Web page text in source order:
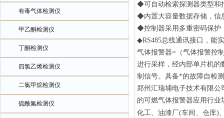
有毒气体检测仪
甲乙酮检测仪
丁酮检测仪
四氯乙烯检测仪
二氯甲烷检测仪
硫酰氟检测仪
◆可自动检索探测器类型和
◆内置大容量数据存储，信
◆控制器采用多重密码保护
◆RS485总线通讯接口，能
气体报警器=（气体报警控
进行采样，经内部单片机
制信号。具备*的故障自检
郑州 汇瑞埔电子技术有限公
的可燃气体报警器应用行业
化工、油漆厂(车间、仓库)